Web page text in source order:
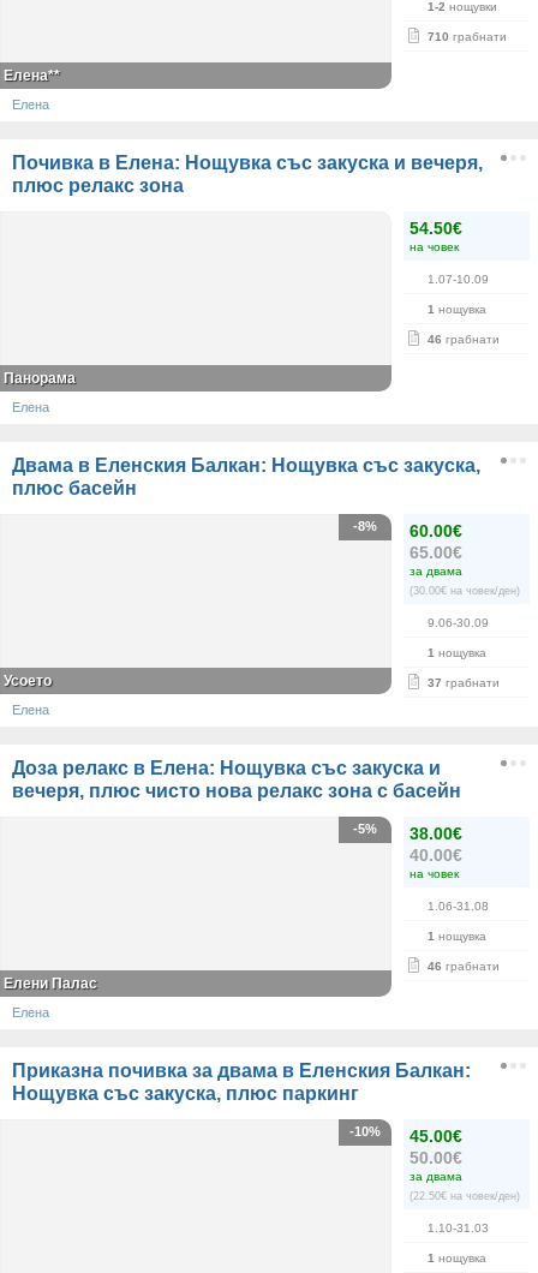
1-2 нощувки
710 грабнати
Елена**
Елена
Почивка в Елена: Нощувка със закуска и вечеря,
плюс релакс зона
54.50€
на човек
1.07-10.09
1 нощувка
46 грабнати
Панорама
Елена
Двама в Еленския Балкан: Нощувка със закуска,
плюс басейн
60.00€
65.00€
за двама
(30.00€ на човек/ден)
9.06-30.09
1 нощувка
37 грабнати
-8%
Усоето
Елена
Доза релакс в Елена: Нощувка със закуска и
вечеря, плюс чисто нова релакс зона с басейн
38.00€
40.00€
на човек
1.06-31.08
1 нощувка
46 грабнати
-5%
Елени Палас
Елена
Приказна почивка за двама в Еленския Балкан:
Нощувка със закуска, плюс паркинг
45.00€
50.00€
за двама
(22.50€ на човек/ден)
1.10-31.03
1 нощувка
-10%